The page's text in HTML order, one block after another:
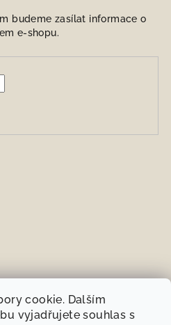
cookie. Dalším
vyjadřujete souhlas s
budeme zasílat informace o
e-shopu.